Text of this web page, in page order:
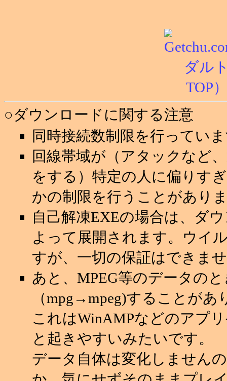
○ダウンロードに関する注意
同時接続数制限を行ってい
回線帯域が（アタックなど
をする）特定の人に偏りす
かの制限を行うことがあり
自己解凍EXEの場合は、ダ
よって展開されます。ウイ
すが、一切の保証はできま
あと、MPEG等のデータの
（mpg→mpeg)することがあ
これはWinAMPなどのアプ
と起きやすいみたいです。
データ自体は変化しません